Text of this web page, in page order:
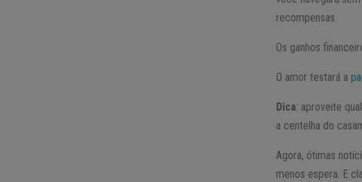
recompensas.
Os ganhos
O amor testará a
Dica: aproveite
a centelha do
Agora, ótimas
menos espera. E